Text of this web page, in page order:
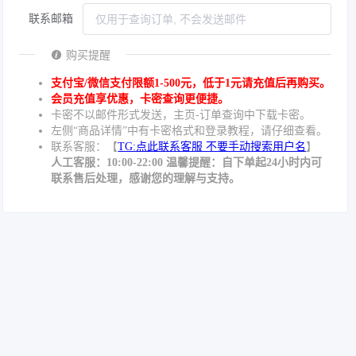
联系邮箱
购买提醒
支付宝/微信支付限额1-500元，低于1元请充值后再购买。
会员充值享优惠，卡密查询更便捷。
卡密不以邮件形式发送，主页-订单查询中下载卡密。
左侧“商品详情”中有卡密格式和登录教程，请仔细查看。
联系客服：【TG:点此联系客服 不要手动搜索用户名 】
人工客服：10:00-22:00 温馨提醒：自下单起24小时内可
联系售后处理，感谢您的理解与支持。